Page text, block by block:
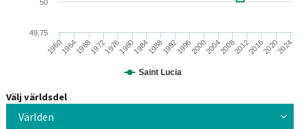
Saint Lucia
19601964196819721976198019841988199219962000200420082012201620202024
49,75
50
Välj världsdel
Världen